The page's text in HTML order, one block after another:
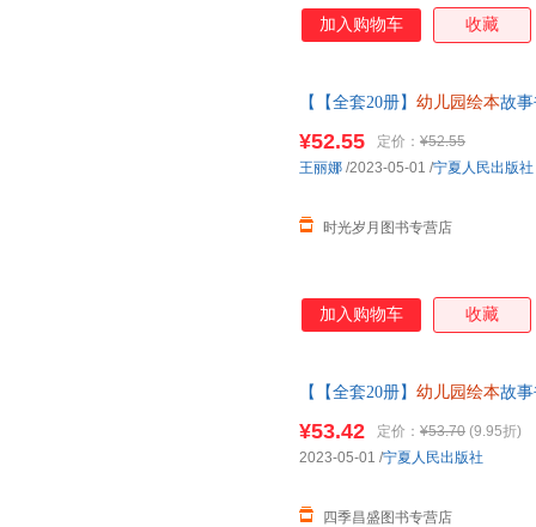
加入购物车 收藏
【【全套20册】 幼儿园绘本故
¥52.55 定价： ¥52.55
时光岁月图书专营店
王丽娜 /2023-05-01 /宁夏人民出版社
加入购物车 收藏
【【全套20册】 幼儿园绘本故
¥53.42 定价： ¥53.70 (9.95折)
四季昌盛图书专营店
2023-05-01 /宁夏人民出版社